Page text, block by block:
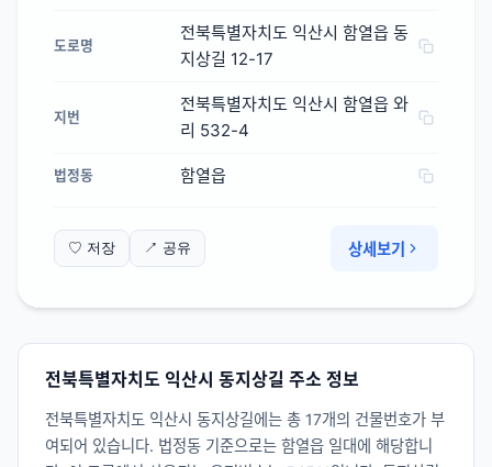
도로명
전북특별자치도 익산시 함열읍 동
지상길 12-17
지번
전북특별자치도 익산시 함열읍 와
리 532-4
법정동 함열읍
♡ 저장 ↗ 공유 상세보기
전북특별자치도 익산시 동지상길 주소 정보
전북특별자치도 익산시 동지상길에는 총 17개의 건물번호가 부
여되어 있습니다. 법정동 기준으로는 함열읍 일대에 해당합니